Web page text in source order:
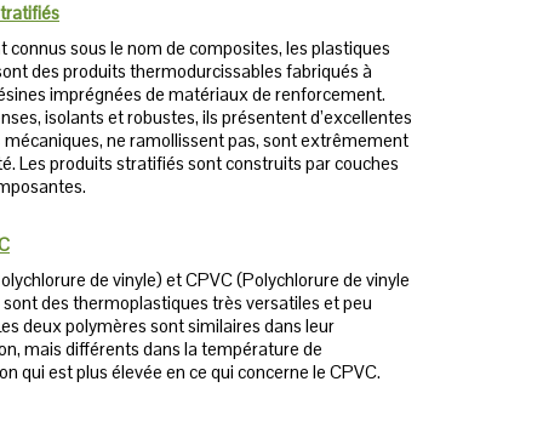
connus sous le nom de composites, les plastiques
des produits thermodurcissables fabriqués à
imprégnées de matériaux de renforcement.
isolants et robustes, ils présentent d’excellentes
ne ramollissent pas, sont extrêmement
Les produits stratifiés sont construits par couches
de vinyle) et CPVC (Polychlorure de vinyle
des thermoplastiques très versatiles et peu
deux polymères sont similaires dans leur
mais différents dans la température de
qui est plus élevée en ce qui concerne le CPVC.